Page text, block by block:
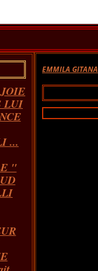
LUI
...
"
EMMILA GITANA